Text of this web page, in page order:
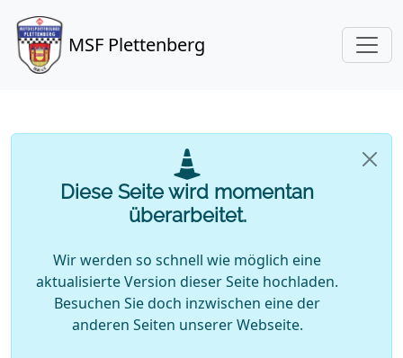
MSF Plettenberg
Diese Seite wird momentan
überarbeitet.
Wir werden so schnell wie möglich eine
aktualisierte Version dieser Seite hochladen.
Besuchen Sie doch inzwischen eine der
anderen Seiten unserer Webseite.